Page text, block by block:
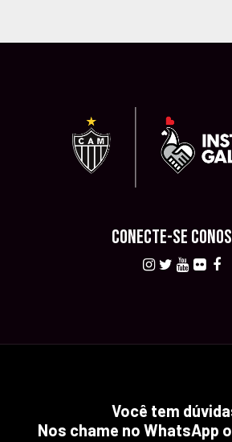
CONECTE-SE
Você tem
Nos chame no WhatsApp